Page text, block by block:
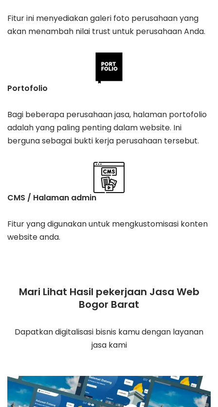
Fitur ini menyediakan galeri foto perusahaan yang
akan menambah nilai trust untuk perusahaan Anda.
Portofolio
Bagi beberapa perusahaan jasa, halaman portofolio
adalah yang paling penting dalam website. Ini
berguna sebagai bukti kerja perusahaan tersebut.
CMS / Halaman admin
Fitur yang digunakan untuk mengkustomisasi konten
website anda.
Mari Lihat Hasil pekerjaan Jasa Web
Bogor Barat
Dapatkan digitalisasi bisnis kamu dengan layanan
jasa kami